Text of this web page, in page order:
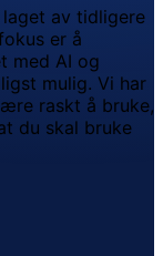
av tidligere
er å
med AI og
mulig. Vi har
raskt å bruke,
du skal bruke